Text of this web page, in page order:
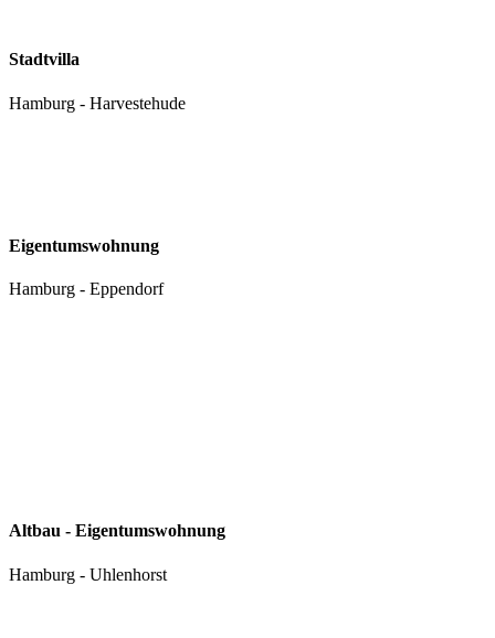
Stadtvilla
Hamburg - Harvestehude
Eigentums­wohnung
Hamburg - Eppendorf
Altbau - Eigentumswohnung
Hamburg - Uhlenhorst